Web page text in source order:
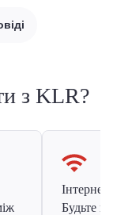
з KLR?
Інтернет
Будьте